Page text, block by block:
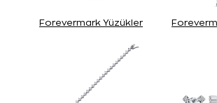
Forevermark Yüzükler